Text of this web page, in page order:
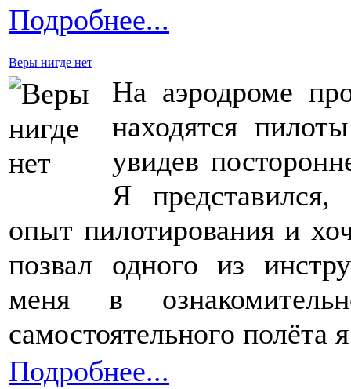
Подробнее...
Веры нигде нет
На аэродроме
находятся
увидев
Я
опыт пилотирования и
позвал одного из
меня в
самостоятельного полёта
Подробнее...